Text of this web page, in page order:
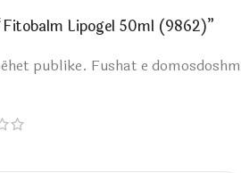
Lipogel 50ml (9862)”
publike. Fushat e